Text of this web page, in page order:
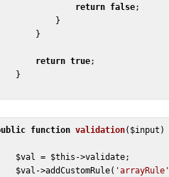
return false;
return true;
function validation( $input )
$val = $this ->validate;
$val ->addCustomRule( 'arrayRule'